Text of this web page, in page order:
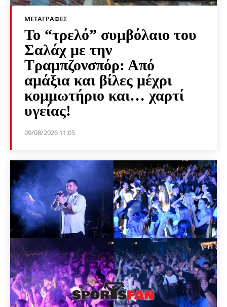
ΜΕΤΑΓΡΑΦΈΣ
Το “τρελό” συμβόλαιο του
Σαλάχ με την
Τραμπζονσπόρ: Από
αμάξια και βίλες μέχρι
κομμωτήριο και… χαρτί
υγείας!
09/08/2026 11:05